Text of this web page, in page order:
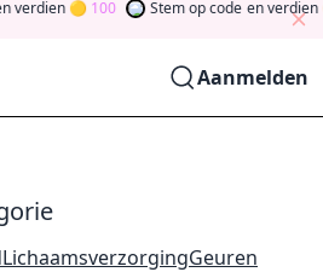
verdien 100 Stem op code en verdien
Aanmelden
LichaamsverzorgingGeuren